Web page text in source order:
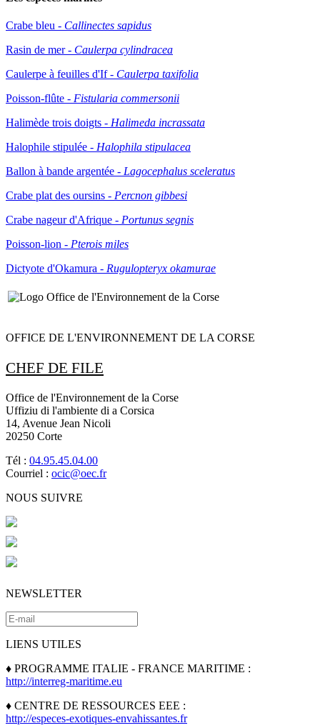
Crabe bleu - Callinectes sapidus
Rasin de mer - Caulerpa cylindracea
Caulerpe à feuilles d'If - Caulerpa taxifolia
Poisson-flûte - Fistularia commersonii
Halimède trois doigts - Halimeda incrassata
Halophile stipulée - Halophila stipulacea
Ballon à bande argentée - Lagocephalus sceleratus
Crabe plat des oursins - Percnon gibbesi
Crabe nageur d'Afrique - Portunus segnis
Poisson-lion - Pterois miles
Dictyote d'Okamura - Rugulopteryx okamurae
OFFICE DE L'ENVIRONNEMENT DE LA CORSE
CHEF DE FILE
Office de l'Environnement de la Corse
Uffiziu di l'ambiente di a Corsica
14, Avenue Jean Nicoli
20250 Corte
Tél : 04.95.45.04.00
Courriel : ocic@oec.fr
NOUS SUIVRE
NEWSLETTER
LIENS UTILES
♦ PROGRAMME ITALIE - FRANCE MARITIME :
http://interreg-maritime.eu
♦ CENTRE DE RESSOURCES EEE :
http://especes-exotiques-envahissantes.fr